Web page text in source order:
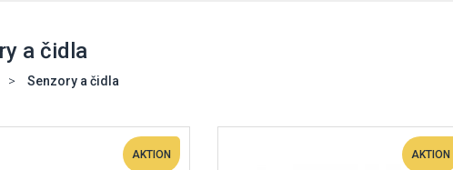
a čidla
> Senzory a čidla
AKTION AKTION